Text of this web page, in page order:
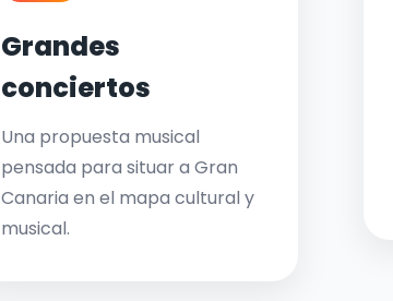
Grandes
conciertos
Una propuesta musical
pensada para situar a Gran
Canaria en el mapa cultural y
musical.